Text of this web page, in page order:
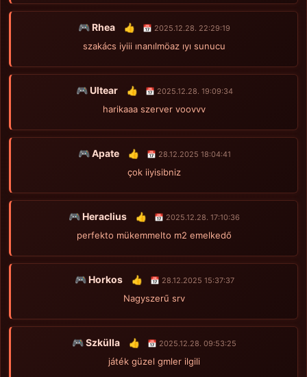
🎮 Rhea 👍 📅 2025.12.28. 22:29:19
szakács iyiii ınanılmöaz ıyı sunucu
🎮 Ultear 👍 📅 2025.12.28. 19:09:34
harikaaa szerver voovvv
🎮 Apate 👍 📅 28.12.2025 18:04:41
çok iiyisibniz
🎮 Heraclius 👍 📅 2025.12.28. 17:10:36
perfekto mükemmelto m2 emelkedő
🎮 Horkos 👍 📅 28.12.2025 15:37:37
Nagyszerű srv
🎮 Szkülla 👍 📅 2025.12.28. 09:53:25
játék güzel gmler ilgili